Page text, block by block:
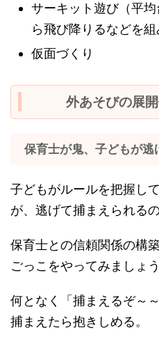
サーキット遊び（平
ら飛び降りるなどを組
仮面づくり
外あそびの展
保育士が鬼、子どもが逃
子どもがルールを把握し
が、逃げて捕まえられる
保育士との信頼関係の構
ごっこをやってみましょう
何となく「捕まえるぞ～
捕まえたら抱きしめる。